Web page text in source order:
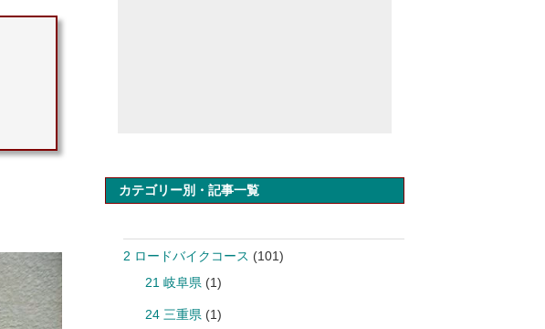
カテゴリー別・記事一覧
2 ロードバイクコース (101)
21 岐阜県 (1)
24 三重県 (1)